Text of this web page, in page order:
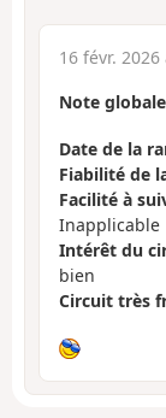
16 févr. 2026
Note globale
Date de la
Fiabilité de
Facilité à
Inapplicable
Intérêt du
bien
Circuit très